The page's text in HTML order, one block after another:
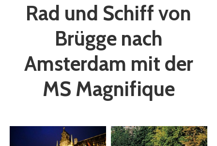
Rad und Schiff von
Brügge nach
Amsterdam mit der
MS Magnifique